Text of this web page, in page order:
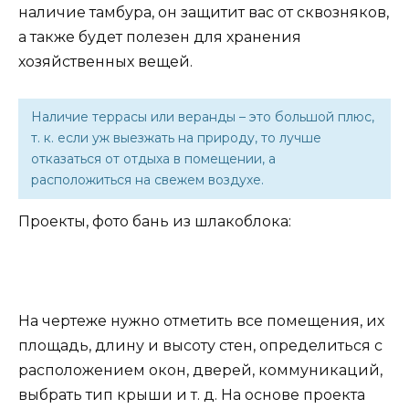
наличие тамбура, он защитит вас от сквозняков,
а также будет полезен для хранения
хозяйственных вещей.
Наличие террасы или веранды – это большой плюс,
т. к. если уж выезжать на природу, то лучше
отказаться от отдыха в помещении, а
расположиться на свежем воздухе.
Проекты, фото бань из шлакоблока:
На чертеже нужно отметить все помещения, их
площадь, длину и высоту стен, определиться с
расположением окон, дверей, коммуникаций,
выбрать тип крыши и т. д. На основе проекта